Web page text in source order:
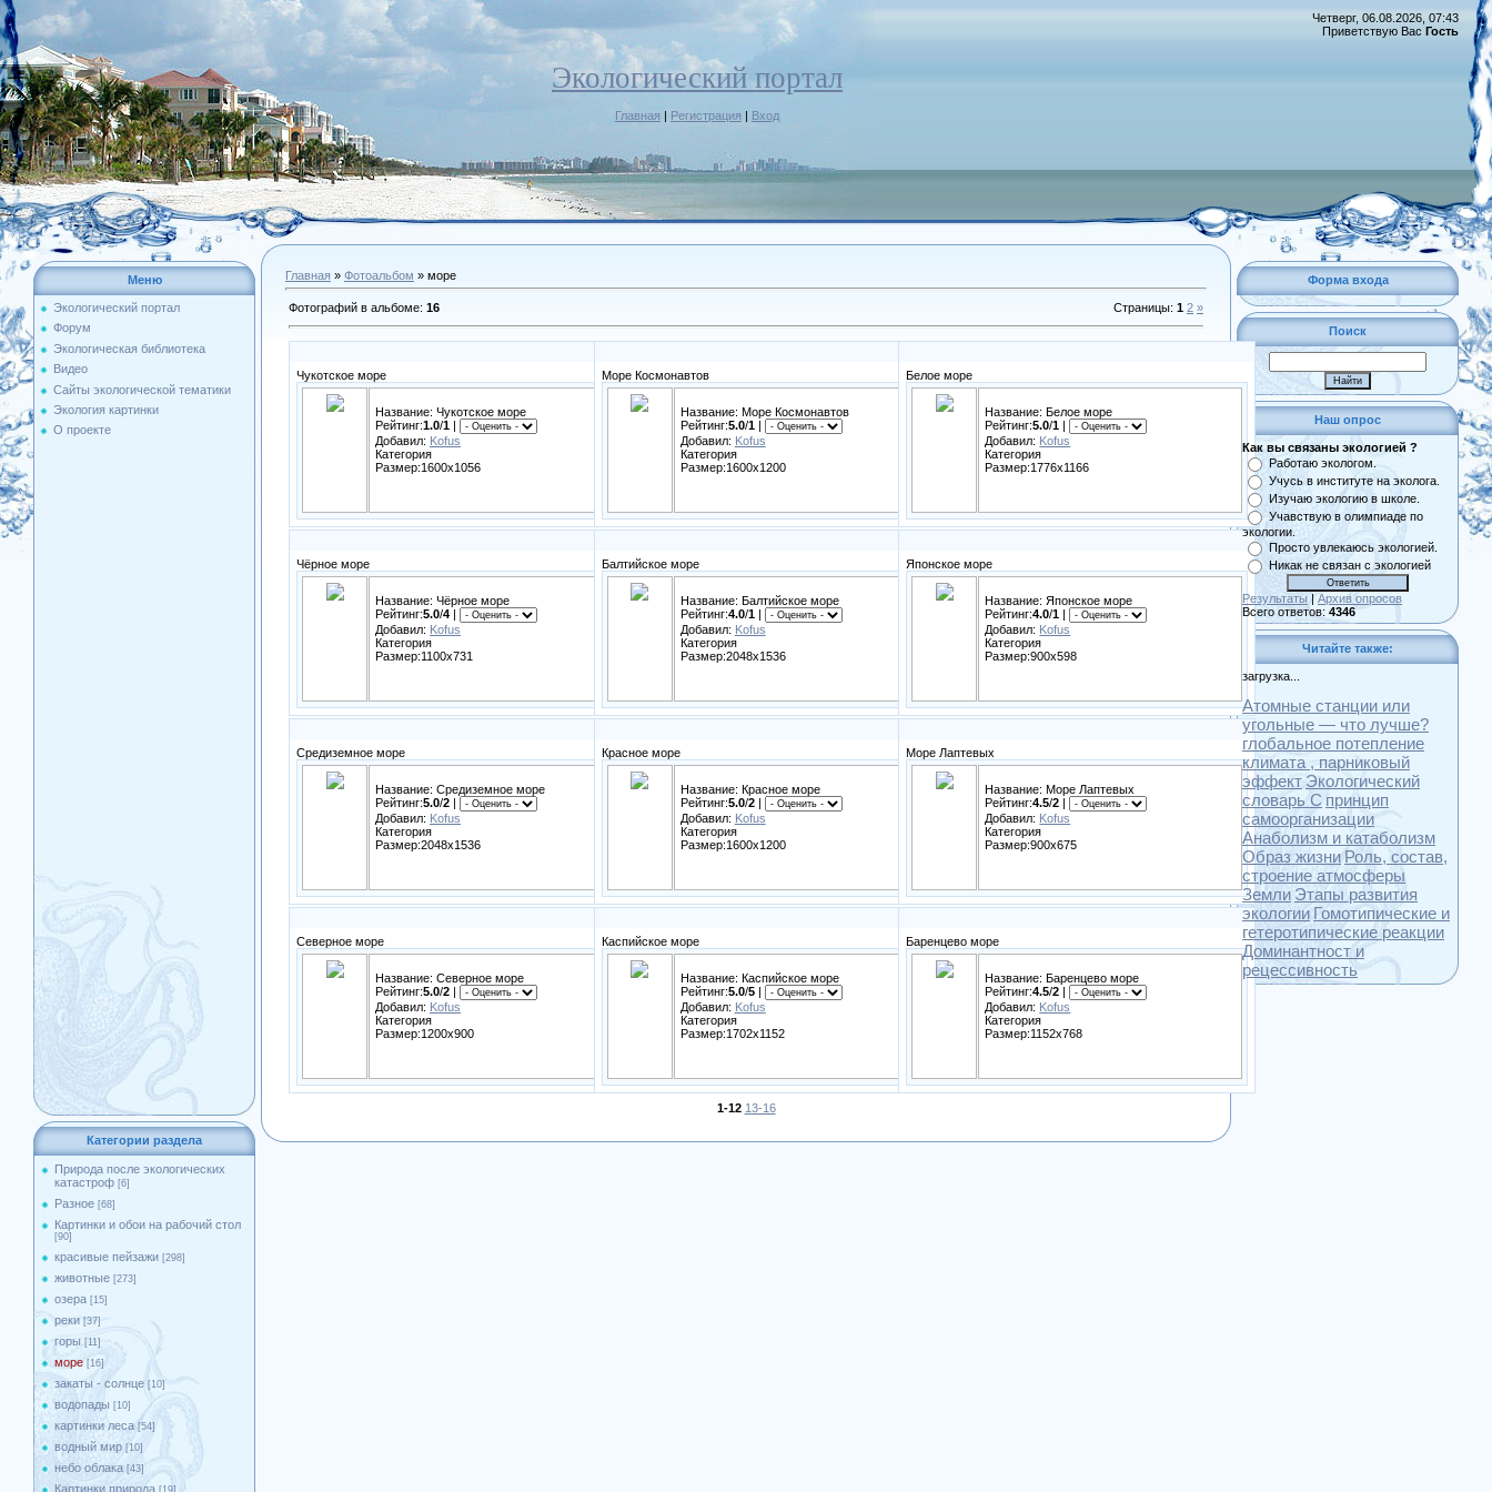
Экологический портал
Главная | Регистрация | Вход
Четверг, 06.08.2026, 07:43
Приветствую Вас Гость
Меню
Экологический портал
Форум
Экологическая библиотека
Видео
Сайты экологической тематики
Экология картинки
О проекте
Категории раздела
Природа после экологических
катастроф [6]
Разное [68]
Картинки и обои на рабочий стол
[90]
красивые пейзажи [298]
животные [273]
озера [15]
реки [37]
горы [11]
море [16]
закаты - солнце [10]
водопады [10]
картинки леса [54]
водный мир [10]
небо облака [43]
Картинки природа [19]
Главная » Фотоальбом » море
Фотографий в альбоме: 16 Страницы: 1 2 »
Чукотское море
Название: Чукотское море
Рейтинг:1.0/1 |
Добавил: Kofus
Категория
Размер:1600x1056
Море Космонавтов
Название: Море Космонавтов
Рейтинг:5.0/1 |
Добавил: Kofus
Категория
Размер:1600x1200
Белое море
Название: Белое море
Рейтинг:5.0/1 |
Добавил: Kofus
Категория
Размер:1776x1166
Чёрное море
Название: Чёрное море
Рейтинг:5.0/4 |
Добавил: Kofus
Категория
Размер:1100x731
Балтийское море
Название: Балтийское море
Рейтинг:4.0/1 |
Добавил: Kofus
Категория
Размер:2048x1536
Японское море
Название: Японское море
Рейтинг:4.0/1 |
Добавил: Kofus
Категория
Размер:900x598
Средиземное море
Название: Средиземное море
Рейтинг:5.0/2 |
Добавил: Kofus
Категория
Размер:2048x1536
Красное море
Название: Красное море
Рейтинг:5.0/2 |
Добавил: Kofus
Категория
Размер:1600x1200
Море Лаптевых
Название: Море Лаптевых
Рейтинг:4.5/2 |
Добавил: Kofus
Категория
Размер:900x675
Северное море
Название: Северное море
Рейтинг:5.0/2 |
Добавил: Kofus
Категория
Размер:1200x900
Каспийское море
Название: Каспийское море
Рейтинг:5.0/5 |
Добавил: Kofus
Категория
Размер:1702x1152
Баренцево море
Название: Баренцево море
Рейтинг:4.5/2 |
Добавил: Kofus
Категория
Размер:1152x768
1-12 13-16
Форма входа
Поиск
Наш опрос
Как вы связаны экологией ?
Работаю экологом.
Учусь в институте на эколога.
Изучаю экологию в школе.
Учавствую в олимпиаде по
экологии.
Просто увлекаюсь экологией.
Никак не связан с экологией
Результаты | Архив опросов
Всего ответов: 4346
Читайте также:
загрузка...
Атомные станции или
угольные — что лучше?
глобальное потепление
климата , парниковый
эффект Экологический
словарь С принцип
самоорганизации
Анаболизм и катаболизм
Образ жизниРоль, состав,
строение атмосферы
Земли Этапы развития
экологии Гомотипические и
гетеротипические реакции
Доминантност и
рецессивность